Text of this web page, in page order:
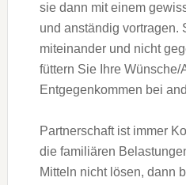
sie dann mit einem
und anständig vortragen.
miteinander und nicht
füttern Sie Ihre
Entgegenkommen bei
Partnerschaft ist immer
die familiären
Mitteln nicht lösen, dann